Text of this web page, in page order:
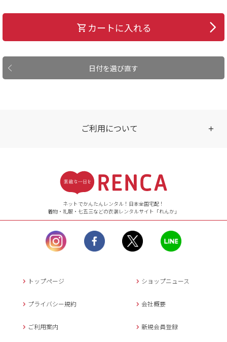
日付を選び直す
カートに入れる
ご利用について
【ご注文（インターネット）】
24時間年中無休
【お問い合わせ窓口（メー
ル）】10:00~17:00
土曜日、日曜日、臨
時休業日を除く。
営業時間外にいただ
返信させていただきま
年末年始、大型連休
ネットでかんたんレンタル！日本全国宅配！
着物・礼服・七五三などの衣装レンタルサイト「れんか」
トップページ ショップニュース
プライバシー規約 会社概要
ご利用案内 新規会員登録